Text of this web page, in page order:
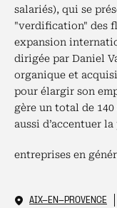
salariés), qui se
"verdification" des
expansion
dirigée par Daniel
organique et
pour élargir son
gère un total de
aussi d’accentuer
entreprises en
AIX-EN-PROVENCE